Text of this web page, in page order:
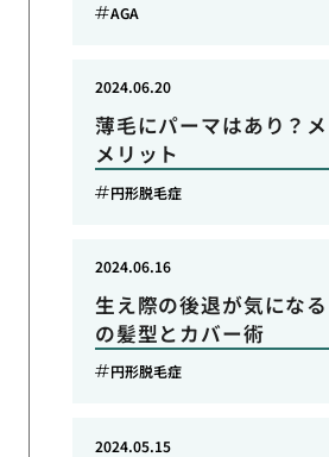
AGA
薄毛にパーマはあり？
メリット
2024.06.20
円形脱毛症
生え際の後退が気にな
の髪型とカバー術
2024.06.16
円形脱毛症
2024.05.15